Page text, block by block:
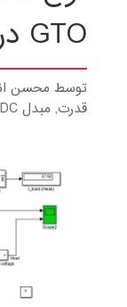
GTO در نرم افزار متلب
توسط محسن
قدرت, مبدل DC به DC